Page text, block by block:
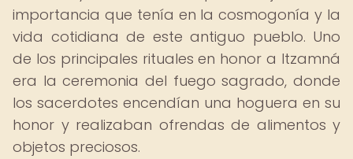
importancia que tenía en la cosmogonía y la
vida cotidiana de este antiguo pueblo. Uno
de los principales rituales en honor a Itzamná
era la ceremonia del fuego sagrado, donde
los sacerdotes encendían una hoguera en su
honor y realizaban ofrendas de alimentos y
objetos preciosos.